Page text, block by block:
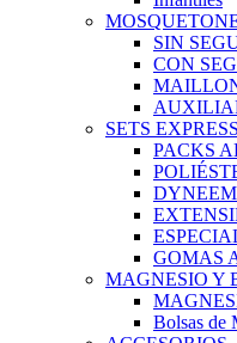
SIN
CON
SETS EXPRESS
PACKS
GOMAS
MAGNESIO Y
Bolsas de